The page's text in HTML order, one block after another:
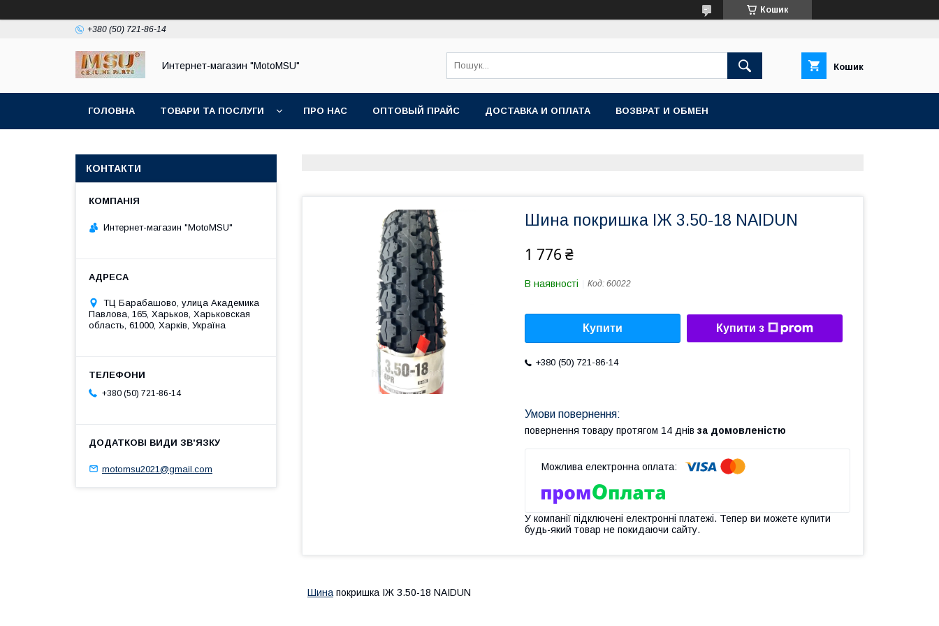
Кошик
+380 (50) 721-86-14
Интернет-магазин "MotoMSU" Кошик
ГОЛОВНА ТОВАРИ ТА ПОСЛУГИ ПРО НАС ОПТОВЫЙ ПРАЙС ДОСТАВКА И ОПЛАТА ВОЗВРАТ И ОБМЕН
Шина покришка ІЖ 3.50-18 NAIDUN
1 776 ₴
В наявності Код: 60022
Купити Купити з
+380 (50) 721-86-14
повернення товару протягом 14 днів за домовленістю
У компанії підключені електронні платежі. Тепер ви можете купити
будь-який товар не покидаючи сайту.
Шина покришка ІЖ 3.50-18 NAIDUN
КОНТАКТИ
Интернет-магазин "MotoMSU"
ТЦ Барабашово, улица Академика
Павлова, 165, Харьков, Харьковская
область, 61000, Харків, Україна
+380 (50) 721-86-14
motomsu2021@gmail.com